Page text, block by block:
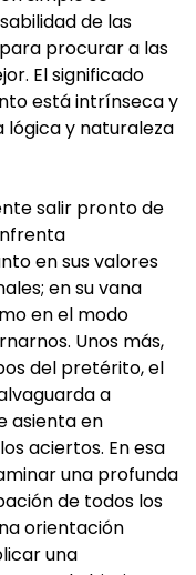
de las
procurar a las
El significado
está intrínseca y
y naturaleza
salir pronto de
en sus valores
en su vana
en el modo
Unos más,
del pretérito, el
a
asienta en
aciertos. En esa
una profunda
de todos los
orientación
una